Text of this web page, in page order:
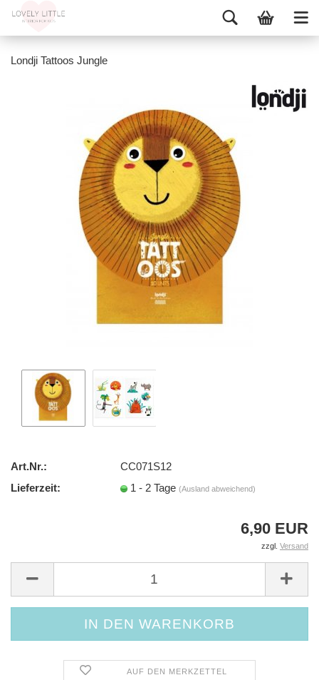
Londji Tattoos Jungle
Art.Nr.:
CC071S12
Lieferzeit:
1 - 2 Tage(Ausland abweichend)
6,90 EUR
zzgl. Versand
AUF DEN MERKZETTEL